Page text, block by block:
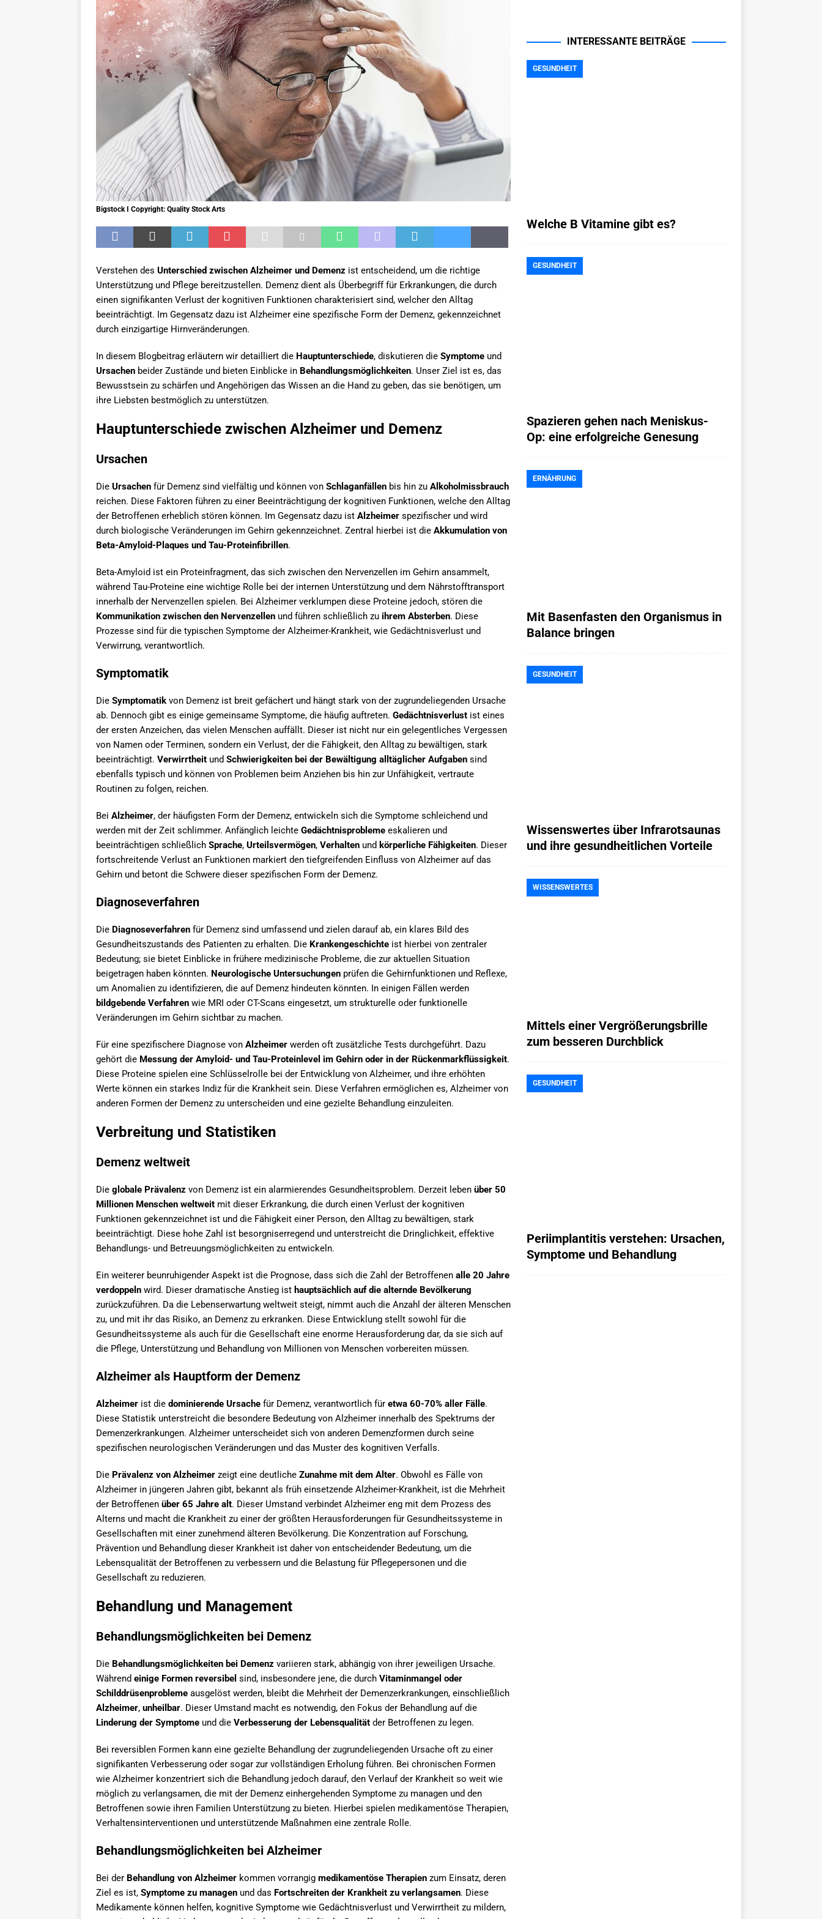
GESUNDHEIT
Bigstock I Copyright: Quality Stock Arts
Verstehen des Unterschied zwischen Alzheimer und Demenz ist entscheidend, um die richtige
Unterstützung und Pflege bereitzustellen. Demenz dient als Überbegriff für Erkrankungen, die durch
einen signifikanten Verlust der kognitiven Funktionen charakterisiert sind, welcher den Alltag
beeinträchtigt. Im Gegensatz dazu ist Alzheimer eine spezifische Form der Demenz, gekennzeichnet
durch einzigartige Hirnveränderungen.
In diesem Blogbeitrag erläutern wir detailliert die Hauptunterschiede, diskutieren die Symptome und
Ursachen beider Zustände und bieten Einblicke in Behandlungsmöglichkeiten. Unser Ziel ist es, das
Bewusstsein zu schärfen und Angehörigen das Wissen an die Hand zu geben, das sie benötigen, um
ihre Liebsten bestmöglich zu unterstützen.
Hauptunterschiede zwischen Alzheimer und Demenz
Ursachen
Die Ursachen für Demenz sind vielfältig und können von Schlaganfällen bis hin zu Alkoholmissbrauch
reichen. Diese Faktoren führen zu einer Beeinträchtigung der kognitiven Funktionen, welche den Alltag
der Betroffenen erheblich stören können. Im Gegensatz dazu ist Alzheimer spezifischer und wird
durch biologische Veränderungen im Gehirn gekennzeichnet. Zentral hierbei ist die Akkumulation von
Beta-Amyloid-Plaques und Tau-Proteinfibrillen.
Beta-Amyloid ist ein Proteinfragment, das sich zwischen den Nervenzellen im Gehirn ansammelt,
während Tau-Proteine eine wichtige Rolle bei der internen Unterstützung und dem Nährstofftransport
innerhalb der Nervenzellen spielen. Bei Alzheimer verklumpen diese Proteine jedoch, stören die
Kommunikation zwischen den Nervenzellen und führen schließlich zu ihrem Absterben. Diese
Prozesse sind für die typischen Symptome der Alzheimer-Krankheit, wie Gedächtnisverlust und
Verwirrung, verantwortlich.
Symptomatik
Die Symptomatik von Demenz ist breit gefächert und hängt stark von der zugrundeliegenden Ursache
ab. Dennoch gibt es einige gemeinsame Symptome, die häufig auftreten. Gedächtnisverlust ist eines
der ersten Anzeichen, das vielen Menschen auffällt. Dieser ist nicht nur ein gelegentliches Vergessen
von Namen oder Terminen, sondern ein Verlust, der die Fähigkeit, den Alltag zu bewältigen, stark
beeinträchtigt. Verwirrtheit und Schwierigkeiten bei der Bewältigung alltäglicher Aufgaben sind
ebenfalls typisch und können von Problemen beim Anziehen bis hin zur Unfähigkeit, vertraute
Routinen zu folgen, reichen.
Bei Alzheimer, der häufigsten Form der Demenz, entwickeln sich die Symptome schleichend und
werden mit der Zeit schlimmer. Anfänglich leichte Gedächtnisprobleme eskalieren und
beeinträchtigen schließlich Sprache, Urteilsvermögen, Verhalten und körperliche Fähigkeiten. Dieser
fortschreitende Verlust an Funktionen markiert den tiefgreifenden Einfluss von Alzheimer auf das
Gehirn und betont die Schwere dieser spezifischen Form der Demenz.
Diagnoseverfahren
Die Diagnoseverfahren für Demenz sind umfassend und zielen darauf ab, ein klares Bild des
Gesundheitszustands des Patienten zu erhalten. Die Krankengeschichte ist hierbei von zentraler
Bedeutung; sie bietet Einblicke in frühere medizinische Probleme, die zur aktuellen Situation
beigetragen haben könnten. Neurologische Untersuchungen prüfen die Gehirnfunktionen und Reflexe,
um Anomalien zu identifizieren, die auf Demenz hindeuten könnten. In einigen Fällen werden
bildgebende Verfahren wie MRI oder CT-Scans eingesetzt, um strukturelle oder funktionelle
Veränderungen im Gehirn sichtbar zu machen.
Für eine spezifischere Diagnose von Alzheimer werden oft zusätzliche Tests durchgeführt. Dazu
gehört die Messung der Amyloid- und Tau-Proteinlevel im Gehirn oder in der Rückenmarkflüssigkeit.
Diese Proteine spielen eine Schlüsselrolle bei der Entwicklung von Alzheimer, und ihre erhöhten
Werte können ein starkes Indiz für die Krankheit sein. Diese Verfahren ermöglichen es, Alzheimer von
anderen Formen der Demenz zu unterscheiden und eine gezielte Behandlung einzuleiten.
Verbreitung und Statistiken
Demenz weltweit
Die globale Prävalenz von Demenz ist ein alarmierendes Gesundheitsproblem. Derzeit leben über 50
Millionen Menschen weltweit mit dieser Erkrankung, die durch einen Verlust der kognitiven
Funktionen gekennzeichnet ist und die Fähigkeit einer Person, den Alltag zu bewältigen, stark
beeinträchtigt. Diese hohe Zahl ist besorgniserregend und unterstreicht die Dringlichkeit, effektive
Behandlungs- und Betreuungsmöglichkeiten zu entwickeln.
Ein weiterer beunruhigender Aspekt ist die Prognose, dass sich die Zahl der Betroffenen alle 20 Jahre
verdoppeln wird. Dieser dramatische Anstieg ist hauptsächlich auf die alternde Bevölkerung
zurückzuführen. Da die Lebenserwartung weltweit steigt, nimmt auch die Anzahl der älteren Menschen
zu, und mit ihr das Risiko, an Demenz zu erkranken. Diese Entwicklung stellt sowohl für die
Gesundheitssysteme als auch für die Gesellschaft eine enorme Herausforderung dar, da sie sich auf
die Pflege, Unterstützung und Behandlung von Millionen von Menschen vorbereiten müssen.
Alzheimer als Hauptform der Demenz
Alzheimer ist die dominierende Ursache für Demenz, verantwortlich für etwa 60-70% aller Fälle.
Diese Statistik unterstreicht die besondere Bedeutung von Alzheimer innerhalb des Spektrums der
Demenzerkrankungen. Alzheimer unterscheidet sich von anderen Demenzformen durch seine
spezifischen neurologischen Veränderungen und das Muster des kognitiven Verfalls.
Die Prävalenz von Alzheimer zeigt eine deutliche Zunahme mit dem Alter. Obwohl es Fälle von
Alzheimer in jüngeren Jahren gibt, bekannt als früh einsetzende Alzheimer-Krankheit, ist die Mehrheit
der Betroffenen über 65 Jahre alt. Dieser Umstand verbindet Alzheimer eng mit dem Prozess des
Alterns und macht die Krankheit zu einer der größten Herausforderungen für Gesundheitssysteme in
Gesellschaften mit einer zunehmend älteren Bevölkerung. Die Konzentration auf Forschung,
Prävention und Behandlung dieser Krankheit ist daher von entscheidender Bedeutung, um die
Lebensqualität der Betroffenen zu verbessern und die Belastung für Pflegepersonen und die
Gesellschaft zu reduzieren.
Behandlung und Management
Behandlungsmöglichkeiten bei Demenz
Die Behandlungsmöglichkeiten bei Demenz variieren stark, abhängig von ihrer jeweiligen Ursache.
Während einige Formen reversibel sind, insbesondere jene, die durch Vitaminmangel oder
Schilddrüsenprobleme ausgelöst werden, bleibt die Mehrheit der Demenzerkrankungen, einschließlich
Alzheimer, unheilbar. Dieser Umstand macht es notwendig, den Fokus der Behandlung auf die
Linderung der Symptome und die Verbesserung der Lebensqualität der Betroffenen zu legen.
Bei reversiblen Formen kann eine gezielte Behandlung der zugrundeliegenden Ursache oft zu einer
signifikanten Verbesserung oder sogar zur vollständigen Erholung führen. Bei chronischen Formen
wie Alzheimer konzentriert sich die Behandlung jedoch darauf, den Verlauf der Krankheit so weit wie
möglich zu verlangsamen, die mit der Demenz einhergehenden Symptome zu managen und den
Betroffenen sowie ihren Familien Unterstützung zu bieten. Hierbei spielen medikamentöse Therapien,
Verhaltensinterventionen und unterstützende Maßnahmen eine zentrale Rolle.
Behandlungsmöglichkeiten bei Alzheimer
Bei der Behandlung von Alzheimer kommen vorrangig medikamentöse Therapien zum Einsatz, deren
Ziel es ist, Symptome zu managen und das Fortschreiten der Krankheit zu verlangsamen. Diese
Medikamente können helfen, kognitive Symptome wie Gedächtnisverlust und Verwirrtheit zu mildern,
INTERESSANTE BEITRÄGE
GESUNDHEIT
Welche B Vitamine gibt es?
GESUNDHEIT
Spazieren gehen nach Meniskus-
Op: eine erfolgreiche Genesung
ERNÄHRUNG
Mit Basenfasten den Organismus in
Balance bringen
GESUNDHEIT
Wissenswertes über Infrarotsaunas
und ihre gesundheitlichen Vorteile
WISSENSWERTES
Mittels einer Vergrößerungsbrille
zum besseren Durchblick
GESUNDHEIT
Periimplantitis verstehen: Ursachen,
Symptome und Behandlung